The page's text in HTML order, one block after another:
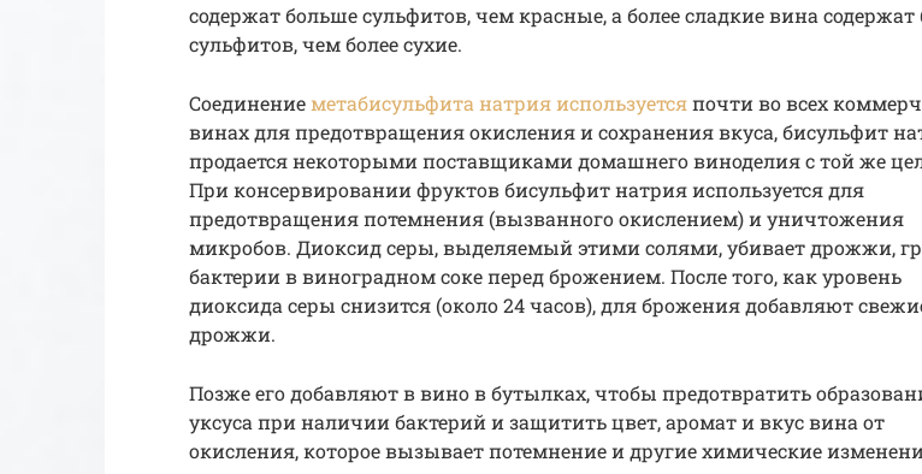
содержат больше сульфитов, чем красные, а более сладкие вина
сульфитов, чем более сухие.
Соединение метабисульфита натрия используетсяпочти во всех
винах для предотвращения окисления и сохранения вкуса, бисульфит
продается некоторыми поставщиками домашнего виноделия с той же
При консервировании фруктов бисульфит натрия используется для
предотвращения потемнения (вызванного окислением) и уничтожения
микробов. Диоксид серы, выделяемый этими солями, убивает дрожжи,
бактерии в виноградном соке перед брожением. После того, как уровень
диоксида серы снизится (около 24 часов), для брожения добавляют
дрожжи.
Позже его добавляют в вино в бутылках, чтобы предотвратить
уксуса при наличии бактерий и защитить цвет, аромат и вкус вина от
окисления, которое вызывает потемнение и другие химические